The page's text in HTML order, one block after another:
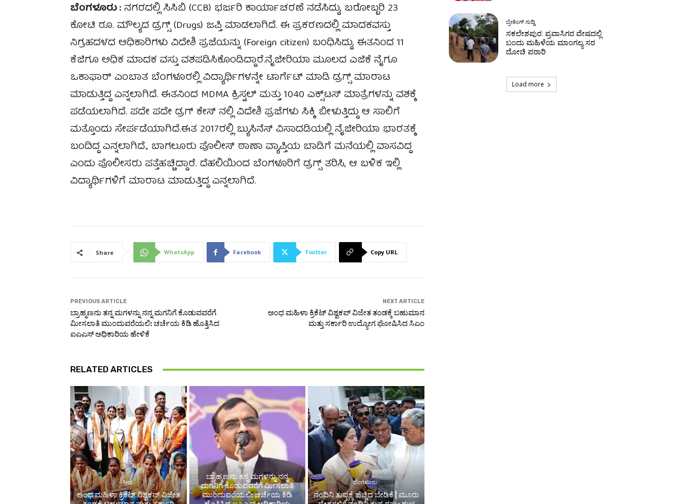
ಬೆಂಗಳೂರು :ನಗರದಲ್ಲಿ ಸಿಸಿಬಿ (CCB) ಭರ್ಜರಿ ಕಾರ್ಯಾಚರಣೆ ನಡೆಸಿದ್ದು, ಬರೋಬ್ಬರಿ 23
ಕೋಟಿ ರೂ. ಮೌಲ್ಯದ ಡ್ರಗ್ಸ್ (Drugs) ಜಪ್ತಿ ಮಾಡಲಾಗಿದೆ. ಈ ಪ್ರಕರಣದಲ್ಲಿ ಮಾದಕವಸ್ತು
ನಿಗ್ರಹದಳದ ಅಧಿಕಾರಿಗಳು ವಿದೇಶಿ ಪ್ರಜೆಯನ್ನು (Foreign citizen) ಬಂಧಿಸಿದ್ದು, ಈತನಿಂದ 11
ಕೆಜಿಗೂ ಅಧಿಕ ಮಾದಕ ವಸ್ತು ವಶಪಡಿಸಿಕೊಂಡಿದ್ದಾರೆ.ನೈಜೀರಿಯಾ ಮೂಲದ ಎಜಿಕೆ ನೈಗೂ
ಒಕಾಫಾರ್ ಎಂಬಾತ ಬೆಂಗಳೂರಲ್ಲಿ ವಿದ್ಯಾರ್ಥಿಗಳನ್ನೇ ಟಾರ್ಗೆಟ್ ಮಾಡಿ ಡ್ರಗ್ಸ್ ಮಾರಾಟ
ಮಾಡುತ್ತಿದ್ದ ಎನ್ನಲಾಗಿದೆ. ಈತನಿಂದ MDMA ಕ್ರಿಸ್ಟಲ್ ಮತ್ತು 1040 ಎಕ್ಸ್‌ಟಸ್ ಮಾತ್ರೆಗಳನ್ನು ವಶಕ್ಕೆ
ಪಡೆಯಲಾಗಿದೆ. ಪದೇ ಪದೇ ಡ್ರಗ್ ಕೇಸ್ ನಲ್ಲಿ ವಿದೇಶಿ ಪ್ರಜೆಗಳು ಸಿಕ್ಕಿ ಬೀಳುತ್ತಿದ್ದು ಆ ಸಾಲಿಗೆ
ಮತ್ತೊಂದು ಸೇರ್ಪಡೆಯಾಗಿದೆ.ಈತ 2017ರಲ್ಲಿ ಬ್ಯುಸಿನೆಸ್ ವಿಸಾದಡಿಯಲ್ಲಿ ನೈಜೀರಿಯಾ ಭಾರತಕ್ಕೆ
ಬಂದಿದ್ದ ಎನ್ನಲಾಗಿದೆ., ಬಾಗಲೂರು ಪೊಲೀಸ್ ಠಾಣಾ ವ್ಯಾಪ್ತಿಯ ಬಾಡಿಗೆ ಮನೆಯಲ್ಲಿ ವಾಸವಿದ್ದ
ಎಂದು ಪೊಲೀಸರು ಪತ್ತೆಹಚ್ಚಿದ್ದಾರೆ. ದೆಹಲಿಯಿಂದ ಬೆಂಗಳೂರಿಗೆ ಡ್ರಗ್ಸ್ ತರಿಸಿ, ಆ ಬಳಿಕ ಇಲ್ಲಿ
ವಿದ್ಯಾರ್ಥಿಗಳಿಗೆ ಮಾರಾಟ ಮಾಡುತ್ತಿದ್ದ ಎನ್ನಲಾಗಿದೆ.
Share WhatsApp Facebook Twitter Copy URL
PREVIOUS ARTICLE
ಬ್ರಾಹ್ಮಣನು ತನ್ನ ಮಗಳನ್ನು ನನ್ನ ಮಗನಿಗೆ ಕೊಡುವವರೆಗೆ
ಮೀಸಲಾತಿ ಮುಂದುವರೆಯಲಿ: ಚರ್ಚೆಯ ಕಿಡಿ ಹೊತ್ತಿಸಿದ
ಐಎಎಸ್ ಅಧಿಕಾರಿಯ ಹೇಳಿಕೆ
NEXT ARTICLE
ಅಂಧ ಮಹಿಳಾ ಕ್ರಿಕೆಟ್ ವಿಶ್ವಕಪ್ ವಿಜೇತ ತಂಡಕ್ಕೆ ಬಹುಮಾನ
ಮತ್ತು ಸರ್ಕಾರಿ ಉದ್ಯೋಗ ಘೋಷಿಸಿದ ಸಿಎಂ
RELATED ARTICLES
ಕ್ರೀಡೆ
ಅಂಧ ಮಹಿಳಾ ಕ್ರಿಕೆಟ್ ವಿಶ್ವಕಪ್ ವಿಜೇತ
ದೇಶ
ಬ್ರಾಹ್ಮಣನು ತನ್ನ ಮಗಳನ್ನು ನನ್ನ
ಮಗನಿಗೆ ಕೊಡುವವರೆಗೆ ಮೀಸಲಾತಿ
ಮುಂದುವರೆಯಲಿ: ಚರ್ಚೆಯ ಕಿಡಿ
ಬೆಂಗಳೂರು
ನಂದಿನಿ ತುಪ್ಪಕ್ಕೆ ಹೆಚ್ಚಿದ ಬೇಡಿಕೆ | ಮೂರು
ಬ್ರೇಕಿಂಗ್ ಸುದ್ದಿ
ಸಕಲೇಶಪುರ: ಪ್ರವಾಸಿಗರ ವೇಷದಲ್ಲಿ
ಬಂದು ಮಹಿಳೆಯ ಮಾಂಗಲ್ಯ ಸರ
ದೋಚಿ ಪರಾರಿ
Load more